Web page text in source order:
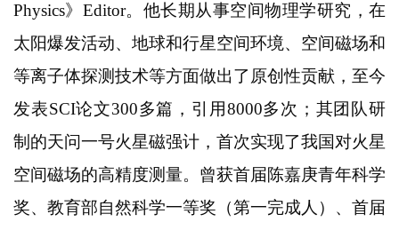
Physics》Editor。他长期从事空间物理学研究，在
太阳爆发活动、地球和行星空间环境、空间磁场和
等离子体探测技术等方面做出了原创性贡献，至今
发表SCI论文300多篇，引用8000多次；其团队研
制的天问一号火星磁强计，首次实现了我国对火星
空间磁场的高精度测量。曾获首届陈嘉庚青年科学
奖、教育部自然科学一等奖（第一完成人）、首届